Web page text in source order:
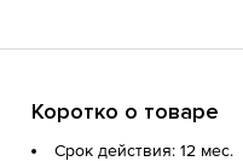
Коротко о товаре
Срок действия: 12 мес.